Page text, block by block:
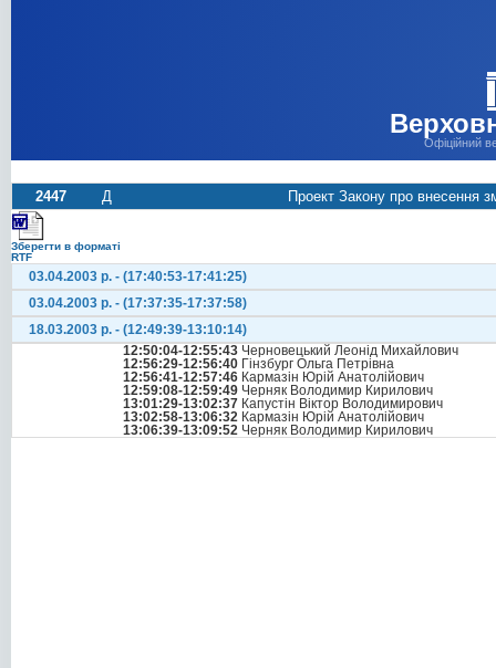
Офіційний
2447 Д Проект Закону про внесення
Зберегти в форматі
RTF
03.04.2003 р. - (17:40:53-17:41:25)
03.04.2003 р. - (17:37:35-17:37:58)
18.03.2003 р. - (12:49:39-13:10:14)
12:50:04-12:55:43 Черновецький Леонід Михайлович
12:56:29-12:56:40 Гінзбург Ольга Петрівна
12:56:41-12:57:46 Кармазін Юрій Анатолійович
12:59:08-12:59:49 Черняк Володимир Кирилович
13:01:29-13:02:37 Капустін Віктор Володимирович
13:02:58-13:06:32 Кармазін Юрій Анатолійович
13:06:39-13:09:52 Черняк Володимир Кирилович